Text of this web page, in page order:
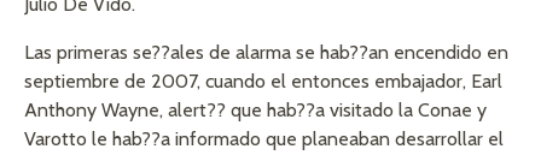
Julio De Vido.
Las primeras se??ales de alarma se hab??an encendido en
septiembre de 2007, cuando el entonces embajador, Earl
Anthony Wayne, alert?? que hab??a visitado la Conae y
Varotto le hab??a informado que planeaban desarrollar el